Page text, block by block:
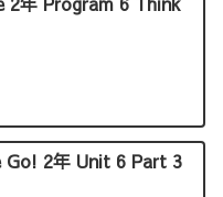
Go! 2年 Unit 6 Part 3